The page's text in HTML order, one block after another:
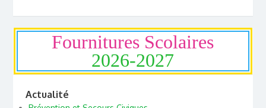
Fournitures Scolaires
2026-2027
Actualité